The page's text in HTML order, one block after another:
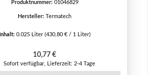
Produktnummer: 01046829
Hersteller: Termatech
Inhalt: 0.025 Liter (430,80 € / 1 Liter)
Regulärer Preis:
10,77 €
Sofort verfügbar, Lieferzeit: 2-4 Tage